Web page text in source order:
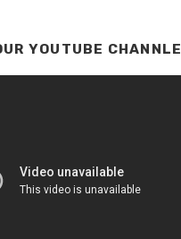
YOUTUBE CHANNLE